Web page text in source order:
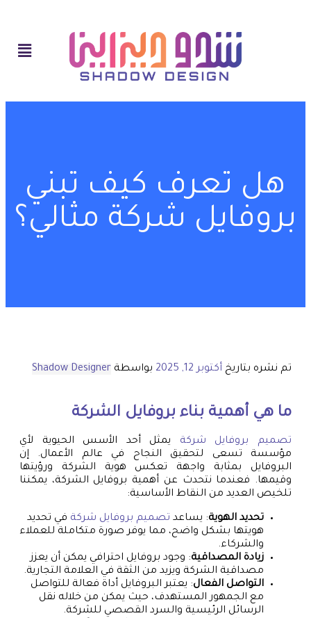
هل تعرف كيف تبني
بروفايل شركة مثالي؟
تم نشره بتاريخ أكتوبر 12, 2025 بواسطة Shadow Designer
ما هي أهمية بناء بروفايل الشركة
تصميم بروفايل شركة يمثل أحد الأسس الحيوية لأي
مؤسسة تسعى لتحقيق النجاح في عالم الأعمال. إن
البروفايل بمثابة واجهة تعكس هوية الشركة ورؤيتها
وقيمها. فعندما نتحدث عن أهمية بروفايل الشركة، يمكننا
تلخيص العديد من النقاط الأساسية:
تحديد الهوية: يساعد تصميم بروفايل شركة في تحديد
هويتها بشكل واضح، مما يوفر صورة متكاملة للعملاء
والشركاء.
زيادة المصداقية: وجود بروفايل احترافي يمكن أن يعزز
مصداقية الشركة ويزيد من الثقة في العلامة التجارية.
التواصل الفعال: يعتبر البروفايل أداة فعالة للتواصل
مع الجمهور المستهدف، حيث يمكن من خلاله نقل
الرسائل الرئيسية والسرد القصصي للشركة.